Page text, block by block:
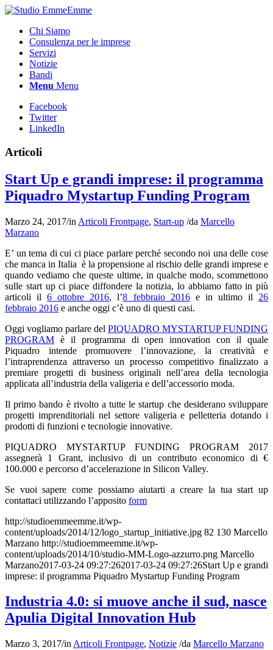
Chi Siamo
Consulenza per le imprese
Servizi
Notizie
Bandi
Menu Menu
Facebook
Twitter
LinkedIn
Articoli
Start Up e grandi imprese: il programma
Piquadro Mystartup Funding Program
Marzo 24, 2017/in Articoli Frontpage, Start-up /da Marcello
Marzano
E’ un tema di cui ci piace parlare perché secondo noi una delle cose
che manca in Italia è la propensione al rischio delle grandi imprese e
quando vediamo che queste ultime, in qualche modo, scommettono
sulle start up ci piace diffondere la notizia, lo abbiamo fatto in più
articoli il6 ottobre 2016, l’8 febbraio 2016e in ultimo il 26
febbraio 2016 e anche oggi c’è uno di questi casi.
Oggi vogliamo parlare del PIQUADRO MYSTARTUP FUNDING
PROGRAM è il programma di open innovation con il quale
Piquadro intende promuovere l’innovazione, la creatività e
l’intraprendenza attraverso un processo competitivo finalizzato a
premiare progetti di business originali nell’area della tecnologia
applicata all’industria della valigeria e dell’accessorio moda.
Il primo bando è rivolto a tutte le startup che desiderano sviluppare
progetti imprenditoriali nel settore valigeria e pelletteria dotando i
prodotti di funzioni e tecnologie innovative.
PIQUADRO MYSTARTUP FUNDING PROGRAM 2017
assegnerà 1 Grant, inclusivo di un contributo economico di €
100.000 e percorso d’accelerazione in Silicon Valley.
Se vuoi sapere come possiamo aiutarti a creare la tua start up
contattaci utilizzando l’apposito form
http://studioemmeemme.it/wp-
content/uploads/2014/12/logo_startup_initiative.jpg 82 130 Marcello
Marzano http://studioemmeemme.it/wp-
content/uploads/2014/10/studio-MM-Logo-azzurro.png Marcello
Marzano2017-03-24 09:27:262017-03-24 09:27:26Start Up e grandi
imprese: il programma Piquadro Mystartup Funding Program
Industria 4.0: si muove anche il sud, nasce
Apulia Digital Innovation Hub
Marzo 3, 2017/in Articoli Frontpage, Notizie /da Marcello Marzano